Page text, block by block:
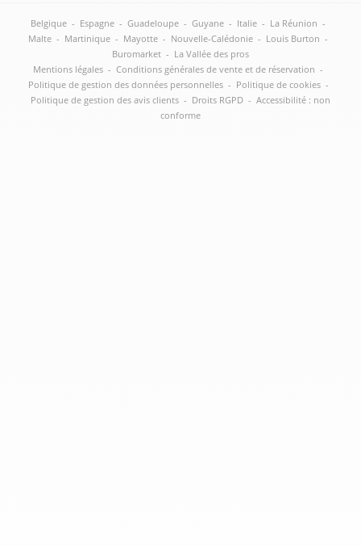
Belgique - Espagne - Guadeloupe - Guyane - Italie - La Réunion -
Malte - Martinique - Mayotte - Nouvelle-Calédonie - Louis Burton -
Buromarket - La Vallée des pros
Mentions légales - Conditions générales de vente et de réservation -
Politique de gestion des données personnelles - Politique de cookies -
Politique de gestion des avis clients - Droits RGPD - Accessibilité : non
conforme